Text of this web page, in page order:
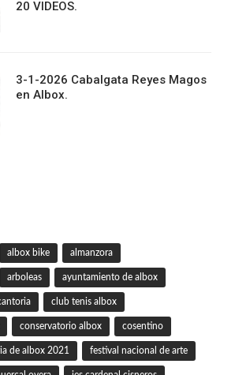
20 VIDEOS.
3-1-2026 Cabalgata Reyes Magos
en Albox.
albox bike almanzora
arboleas ayuntamiento de albox
club tenis albox
conservatorio albox cosentino
de albox 2021 festival nacional de arte